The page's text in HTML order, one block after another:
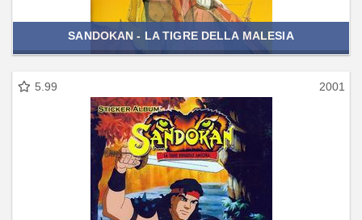
SANDOKAN - LA TIGRE DELLA MALESIA
5.99 2001